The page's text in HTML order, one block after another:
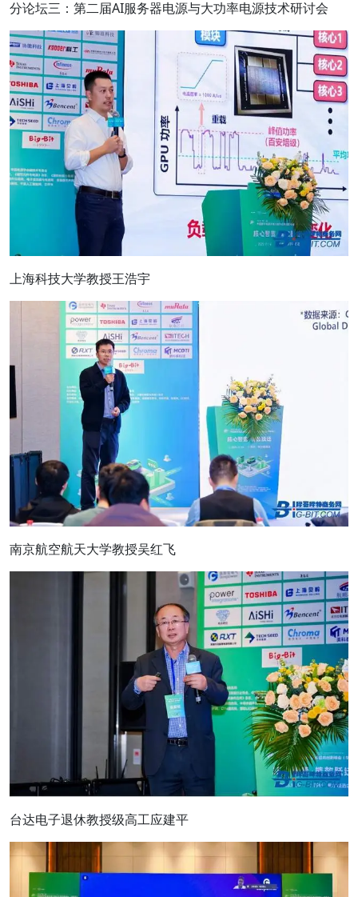
分论坛三：第二届AI服务器电源与大功率电源技术研讨会
上海科技大学教授王浩宇
南京航空航天大学教授吴红飞
台达电子退休教授级高工应建平